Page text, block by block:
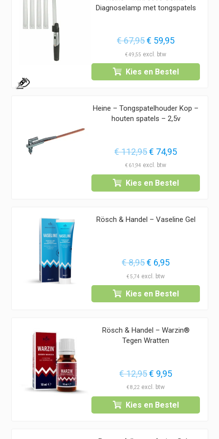
1
Diagnoselamp met tongspatels
€67,95Oorspronkelijke
prijs
was:
€ 67,95.
€ 59,95Huidige
is:
€ 59,95.
€49,55
Kies en Bestel
Heine – Tongspatelhouder Kop –
houten spatels – 2,5v
€112,95Oorspronkelijke
prijs
was:
€ 112,95.
€ 74,95Huidige
is:
€ 74,95.
€ 61,94
Kies en Bestel
Rösch & Handel – Vaseline Gel
€8,95Oorspronkelijke
prijs
was:
€ 8,95.
€ 6,95Huidige
is:
€ 6,95.
€5,74
Kies en Bestel
Rösch & Handel – Warzin®
Tegen Wratten
€12,95Oorspronkelijke
prijs
was:
€ 12,95.
€ 9,95Huidige
is:
€ 9,95.
€8,22
Kies en Bestel